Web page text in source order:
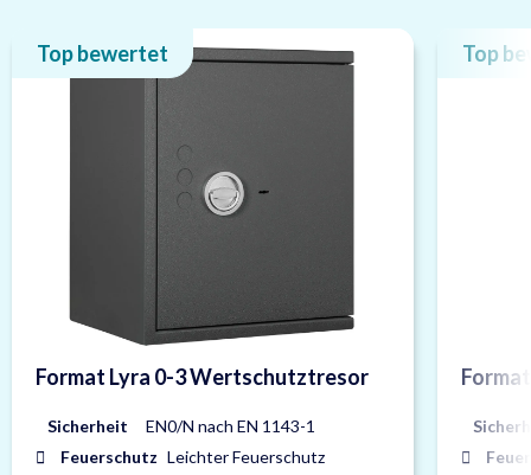
Top bewertet
Format Lyra 0-3 Wertschutztresor
Sicherheit
EN0/N nach EN 1143-1
Feuerschutz Leichter Feuerschutz
Top